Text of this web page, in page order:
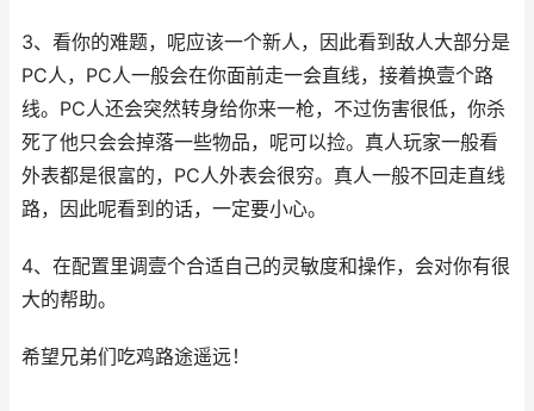
3、看你的难题，呢应该一个新人，因此看到敌人大部分是
PC人，PC人一般会在你面前走一会直线，接着换壹个路
线。PC人还会突然转身给你来一枪，不过伤害很低，你杀
死了他只会会掉落一些物品，呢可以捡。真人玩家一般看
外表都是很富的，PC人外表会很穷。真人一般不回走直线
路，因此呢看到的话，一定要小心。
4、在配置里调壹个合适自己的灵敏度和操作，会对你有很
大的帮助。
希望兄弟们吃鸡路途遥远！